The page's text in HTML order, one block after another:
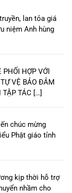
lan tỏa giá
niệm Anh hùng
HỢP VỚI
VỆ BẢO ĐẢM
TẬP TÁC […]
chúc mừng
Phật giáo tỉnh
kịp thời hỗ trợ
nhầm cho